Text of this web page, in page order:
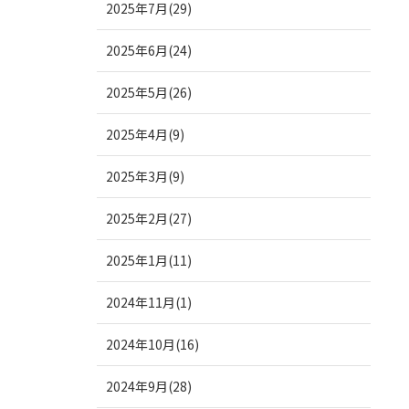
2025年7月(29)
2025年6月(24)
2025年5月(26)
2025年4月(9)
2025年3月(9)
2025年2月(27)
2025年1月(11)
2024年11月(1)
2024年10月(16)
2024年9月(28)